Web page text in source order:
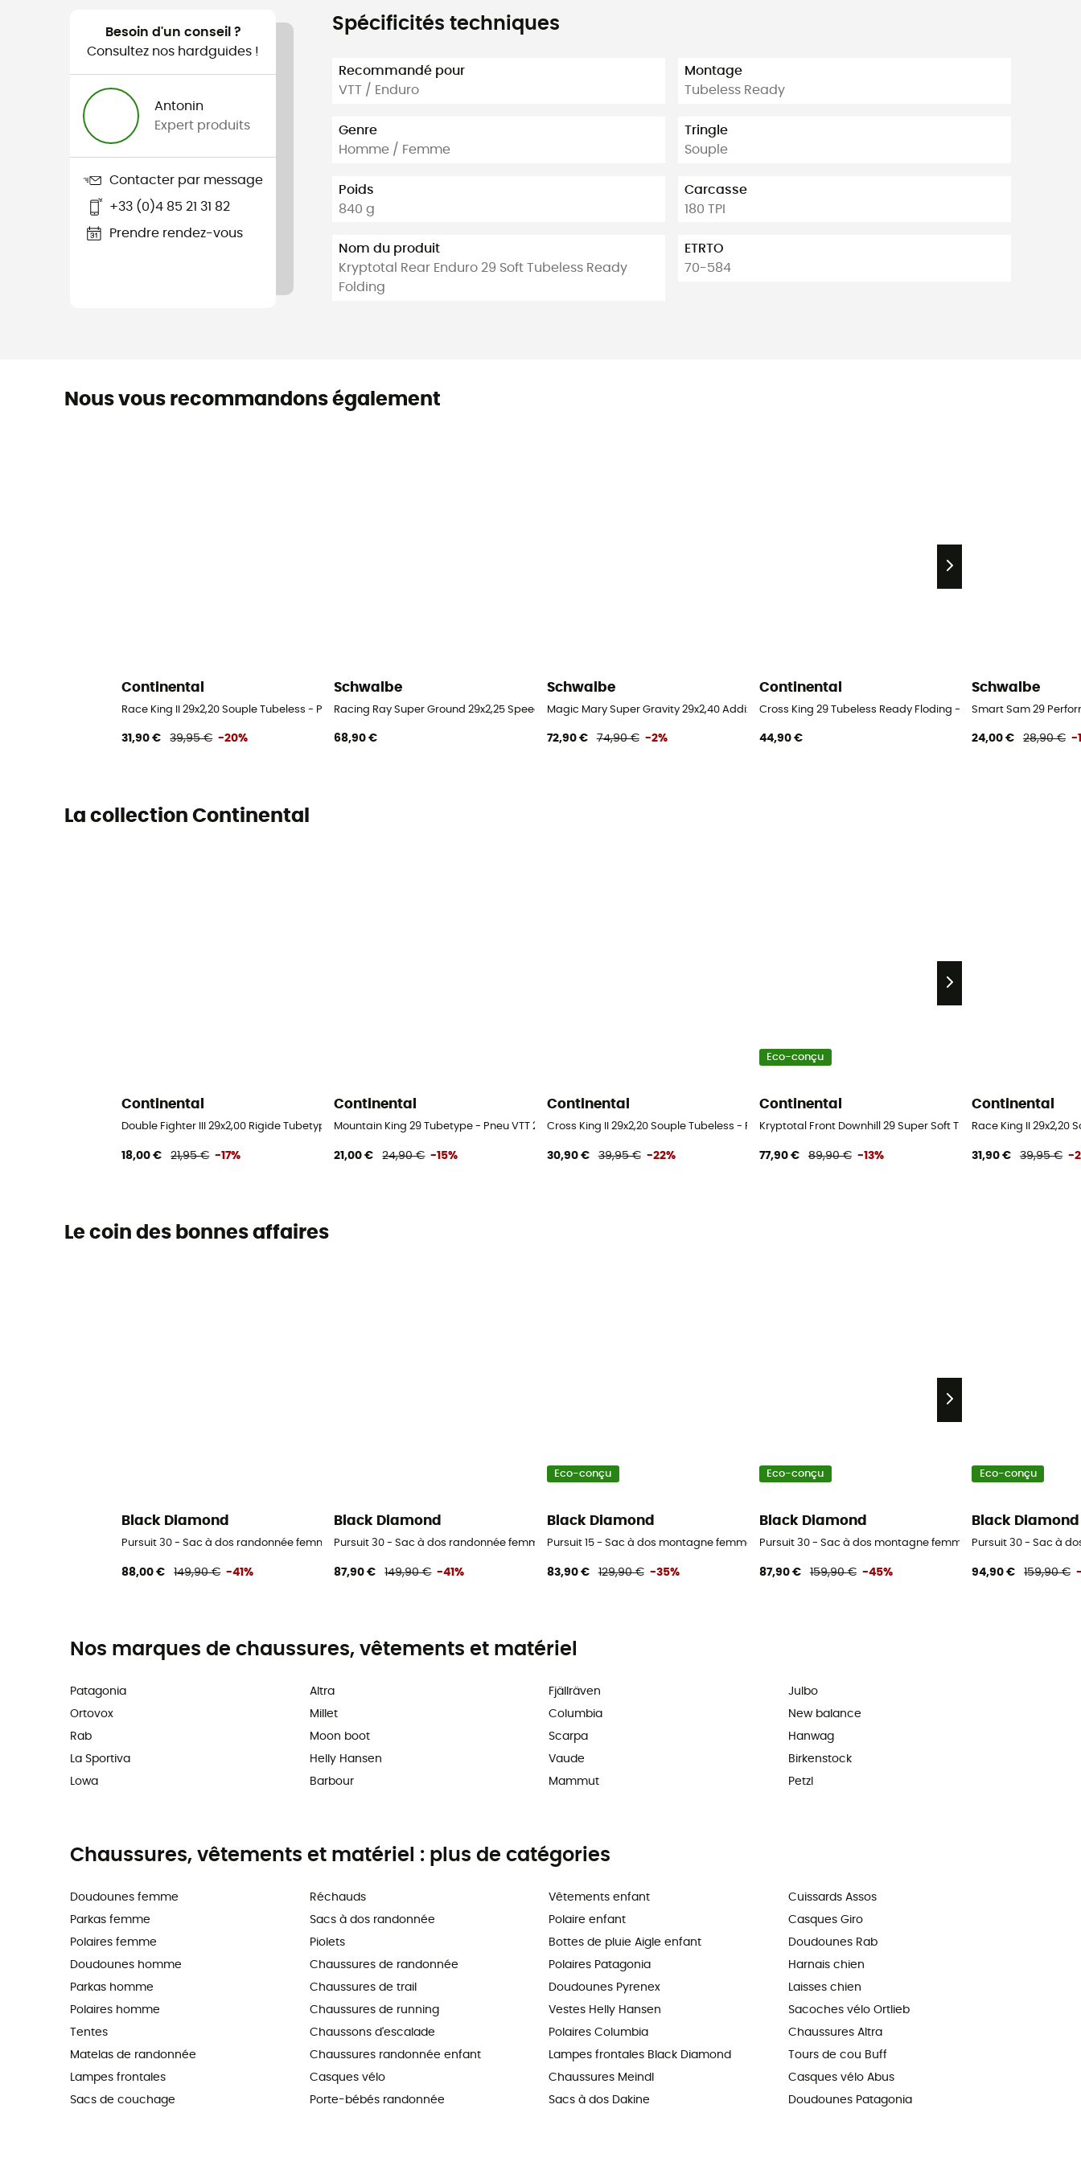
Besoin d'un conseil ?
Consultez nos hardguides !
Antonin
Expert produits
Contacter par message
+33 (0)4 85 21 31 82
Prendre rendez-vous
Spécificités techniques
Recommandé pour
VTT / Enduro
Genre
Homme / Femme
Poids
840 g
Nom du produit
Kryptotal Rear Enduro 29 Soft Tubeless Ready
Folding
Montage
Tubeless Ready
Tringle
Souple
Carcasse
180 TPI
ETRTO
70-584
Nous vous recommandons également
Continental
Race King II 29x2,20 Souple Tubeless - Pneu VTT
31,90 € 39,95 € -20%
Schwalbe
Racing Ray Super Ground 29x2,25 Speedgrip Souple Tubeless - Pneu VTT
68,90 €
Schwalbe
Magic Mary Super Gravity 29x2,40 Addix Soft Souple Tubeless - Pneu VTT
72,90 € 74,90 € -2%
Continental
Cross King 29 Tubeless Ready Floding - Pneu VTT 29"
44,90 €
Schwalbe
Smart Sam 29
24,00 € 28,90 € -
La collection Continental
Continental
Double Fighter III 29x2,00 Rigide Tubetype - Pneu VTT
18,00 € 21,95 € -17%
Continental
Mountain King 29 Tubetype - Pneu VTT 29"
21,00 € 24,90 € -15%
Continental
Cross King II 29x2,20 Souple Tubeless - Pneu VTT
30,90 € 39,95 € -22%
Eco-conçu
Continental
Kryptotal Front Downhill 29 Super Soft Tubeless Ready Folding -
77,90 € 89,90 € -13%
Continental
Race King II 29x2,20
31,90 € 39,95 € -
Le coin des bonnes affaires
Black Diamond
Pursuit 30 - Sac à dos randonnée femme
88,00 € 149,90 € -41%
Black Diamond
Pursuit 30 - Sac à dos randonnée femme
87,90 € 149,90 € -41%
Eco-conçu
Black Diamond
Pursuit 15 - Sac à dos montagne femme
83,90 € 129,90 € -35%
Eco-conçu
Black Diamond
Pursuit 30 - Sac à dos montagne femme
87,90 € 159,90 € -45%
Eco-conçu
Black Diamond
Pursuit 30 - Sac à
94,90 € 159,90 €
Nos marques de chaussures, vêtements et matériel
Patagonia
Ortovox
Rab
La Sportiva
Lowa
Altra
Millet
Moon boot
Helly Hansen
Barbour
Fjällräven
Columbia
Scarpa
Vaude
Mammut
Julbo
New balance
Hanwag
Birkenstock
Petzl
Chaussures, vêtements et matériel : plus de catégories
Doudounes femme
Parkas femme
Polaires femme
Doudounes homme
Parkas homme
Polaires homme
Tentes
Matelas de randonnée
Lampes frontales
Sacs de couchage
Réchauds
Sacs à dos randonnée
Piolets
Chaussures de randonnée
Chaussures de trail
Chaussures de running
Chaussons d'escalade
Chaussures randonnée enfant
Casques vélo
Porte-bébés randonnée
Vêtements enfant
Polaire enfant
Bottes de pluie Aigle enfant
Polaires Patagonia
Doudounes Pyrenex
Vestes Helly Hansen
Polaires Columbia
Lampes frontales Black Diamond
Chaussures Meindl
Sacs à dos Dakine
Cuissards Assos
Casques Giro
Doudounes Rab
Harnais chien
Laisses chien
Sacoches vélo Ortlieb
Chaussures Altra
Tours de cou Buff
Casques vélo Abus
Doudounes Patagonia